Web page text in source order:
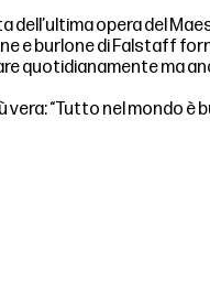
opera del
e burlone di Falstaff
quotidianamente ma
“Tutto nel mondo è